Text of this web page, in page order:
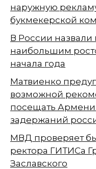
наружную
букмекерской
В России
наибольшим
начала года
Матвиенко
возможной
посещать
задержаний
МВД проверяет
ректора ГИТИСа
Заславского